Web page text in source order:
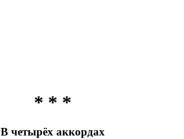
* * *
В четырёх аккордах